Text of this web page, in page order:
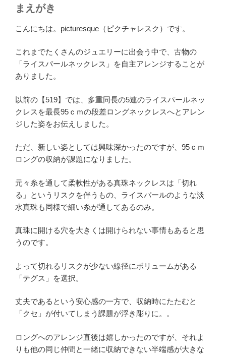
まえがき
こんにちは。picturesque（ピクチャレスク）です。
これまでたくさんのジュエリーに出会う中で、古物の
「ライスパールネックレス」を自主アレンジすることが
ありました。
以前の【519】では、多重同長の5連のライスパールネッ
クレスを最長95ｃｍの段差ロングネックレスへとアレン
ジした姿をお伝えしました。
ただ、新しい姿としては興味深かったのですが、95ｃｍ
ロングの収納が課題になりました。
元々糸を通して柔軟性がある真珠ネックレスは「切れ
る」というリスクを伴うもの、ライスパールのような淡
水真珠も同様で細い糸が通してあるのみ。
真珠に開ける穴を大きくは開けられない事情もあると思
うのです。
よって切れるリスクが少ない線径にボリュームがある
「テグス」を選択。
丈夫であるという安心感の一方で、収納時にたたむと
「クセ」が付いてしまう課題が浮き彫りに。。
ロングへのアレンジ直後は嬉しかったのですが、それよ
りも他の同じ仲間と一緒に収納できない半端感が大きな